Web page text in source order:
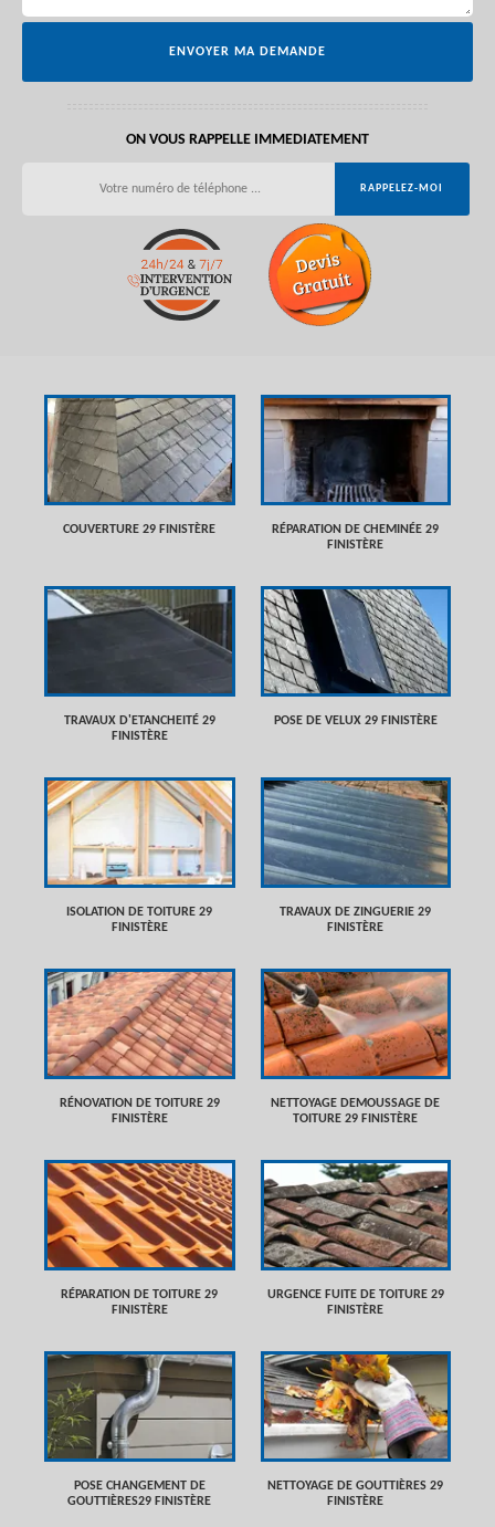
ON VOUS RAPPELLE IMMEDIATEMENT
COUVERTURE 29 FINISTÈRE
RÉPARATION DE CHEMINÉE 29
FINISTÈRE
TRAVAUX D'ETANCHEITÉ 29
FINISTÈRE
POSE DE VELUX 29 FINISTÈRE
ISOLATION DE TOITURE 29
FINISTÈRE
TRAVAUX DE ZINGUERIE 29
FINISTÈRE
RÉNOVATION DE TOITURE 29
FINISTÈRE
NETTOYAGE DEMOUSSAGE DE
TOITURE 29 FINISTÈRE
RÉPARATION DE TOITURE 29
FINISTÈRE
URGENCE FUITE DE TOITURE 29
FINISTÈRE
POSE CHANGEMENT DE
GOUTTIÈRES29 FINISTÈRE
NETTOYAGE DE GOUTTIÈRES 29
FINISTÈRE